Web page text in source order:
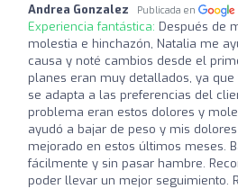
Andrea Gonzalez Publicada en
Experiencia fantástica: Después de
molestia e hinchazón, Natalia me
causa y noté cambios desde el
planes eran muy detallados, ya
se adapta a las preferencias del
problema eran estos dolores y
ayudó a bajar de peso y mis
mejorado en estos últimos meses.
fácilmente y sin pasar hambre.
poder llevar un mejor seguimiento.